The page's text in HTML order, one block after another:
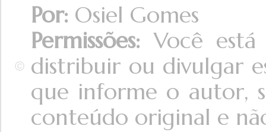
Por: Osiel Gomes
Permissões: Você
distribuir ou divulgar
que informe o autor,
conteúdo original e